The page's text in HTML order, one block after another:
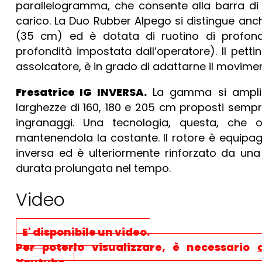
parallelogramma, che consente alla barra
carico. La Duo Rubber Alpego si distingue
(35 cm) ed è dotata di ruotino di
profondità impostata dall’operatore). Il
assolcatore, è in grado di adattarne il
Fresatrice IG INVERSA.La gamma si
larghezze di 160, 180 e 205 cm proposti
ingranaggi. Una tecnologia, questa, che
mantenendola la costante. Il rotore è
inversa ed è ulteriormente rinforzato da
durata prolungata nel tempo.
Video
E' disponibile un video.
Per poterlo visualizzare, è necessario